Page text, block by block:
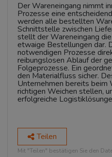
Der Wareneingang nimmt
Prozesse eine
werden alle bestellten
Schnittstelle zwischen
stellt der Wareneingang
etwaige Bestellungen dar.
notwendigen Prozesse
reibungslosen Ablauf der
Folgeprozesse. Ein
den Materialfluss sicher.
Unternehmen bereits beim
richtigen Weichen stellen,
erfolgreiche
Teilen
Mit "Teilen" bestätigen Sie den